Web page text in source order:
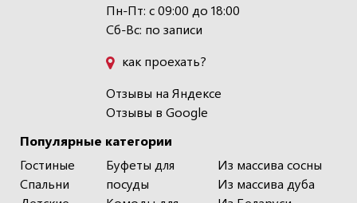
Популярные категории
Гостиные
Спальни
Буфеты для
посуды
Из массива сосны
Из массива дуба
Пн-Пт: с 09:00 до 18:00
Сб-Вс: по записи
как проехать?
Отзывы на Яндексе
Отзывы в Google